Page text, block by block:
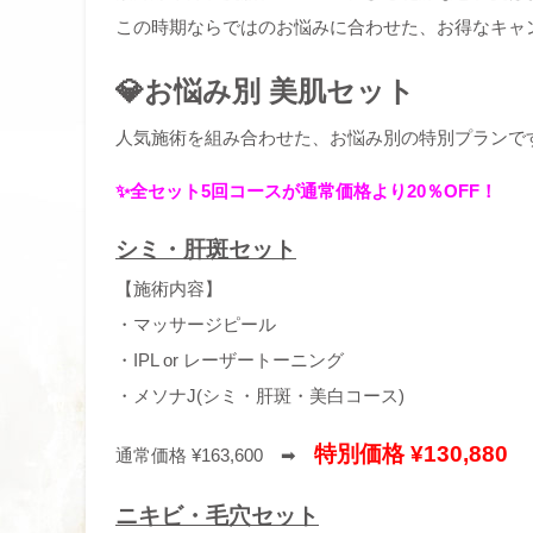
この時期ならではのお悩みに合わせた、お得なキ
💎お悩み別 美肌セット
人気施術を組み合わせた、お悩み別の特別プランで
✨全セット5回コースが通常価格より20％OFF！
シミ・肝斑セット
【施術内容】
・マッサージピール
・IPL or レーザートーニング
・メソナJ(シミ・肝斑・美白コース)
通常価格 ¥163,600 ➡ 特別価格 ¥130,880
ニキビ・毛穴セット